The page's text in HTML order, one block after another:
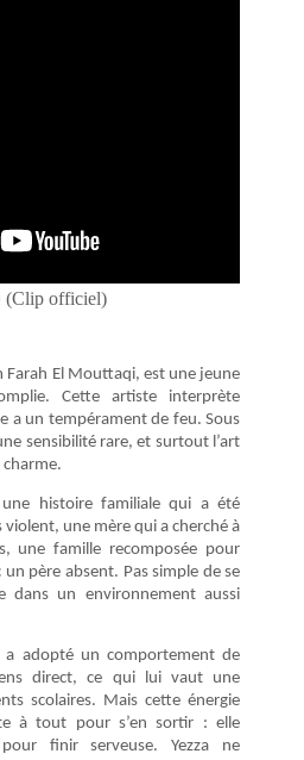
officiel)
Farah El Mouttaqi, est une jeune
Cette artiste interprète
a un tempérament de feu. Sous
sensibilité rare, et surtout l’art
charme.
histoire familiale qui a été
une mère qui a cherché à
une famille recomposée pour
père absent. Pas simple de se
un environnement aussi
a adopté un comportement de
direct, ce qui lui vaut une
scolaires. Mais cette énergie
à tout pour s’en sortir : elle
finir serveuse. Yezza ne